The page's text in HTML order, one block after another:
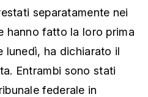
separatamente nei
hanno fatto la loro prima
lunedì, ha dichiarato il
Entrambi sono stati
federale in